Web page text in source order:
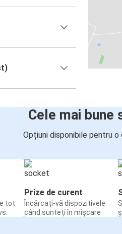
Cele mai bune
Opțiuni disponibile pentru
tot
Prize de curent
Încărcați-vă dispozitivele
când sunteți în mișcare